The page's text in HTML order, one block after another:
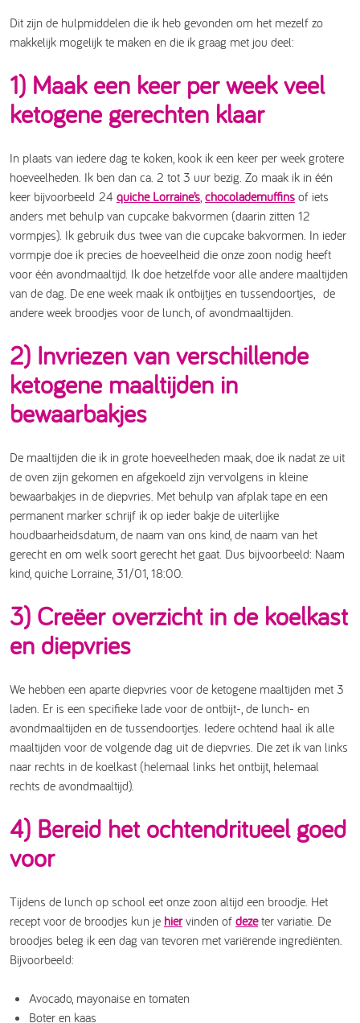
Dit zijn de hulpmiddelen die ik heb gevonden om het mezelf zo
makkelijk mogelijk te maken en die ik graag met jou deel:
1) Maak een keer per week veel
ketogene gerechten klaar
In plaats van iedere dag te koken, kook ik een keer per week grotere
hoeveelheden. Ik ben dan ca. 2 tot 3 uur bezig. Zo maak ik in één
keer bijvoorbeeld 24 quiche Lorraine’s, chocolademuffins of iets
anders met behulp van cupcake bakvormen (daarin zitten 12
vormpjes). Ik gebruik dus twee van die cupcake bakvormen. In ieder
vormpje doe ik precies de hoeveelheid die onze zoon nodig heeft
voor één avondmaaltijd. Ik doe hetzelfde voor alle andere maaltijden
van de dag. De ene week maak ik ontbijtjes en tussendoortjes, de
andere week broodjes voor de lunch, of avondmaaltijden.
2) Invriezen van verschillende
ketogene maaltijden in
bewaarbakjes
De maaltijden die ik in grote hoeveelheden maak, doe ik nadat ze uit
de oven zijn gekomen en afgekoeld zijn vervolgens in kleine
bewaarbakjes in de diepvries. Met behulp van afplak tape en een
permanent marker schrijf ik op ieder bakje de uiterlijke
houdbaarheidsdatum, de naam van ons kind, de naam van het
gerecht en om welk soort gerecht het gaat. Dus bijvoorbeeld: Naam
kind, quiche Lorraine, 31/01, 18:00.
3) Creëer overzicht in de koelkast
en diepvries
We hebben een aparte diepvries voor de ketogene maaltijden met 3
laden. Er is een specifieke lade voor de ontbijt-, de lunch- en
avondmaaltijden en de tussendoortjes. Iedere ochtend haal ik alle
maaltijden voor de volgende dag uit de diepvries. Die zet ik van links
naar rechts in de koelkast (helemaal links het ontbijt, helemaal
rechts de avondmaaltijd).
4) Bereid het ochtendritueel goed
voor
Tijdens de lunch op school eet onze zoon altijd een broodje. Het
recept voor de broodjes kun je hiervinden of dezeter variatie. De
broodjes beleg ik een dag van tevoren met variërende ingrediënten.
Bijvoorbeeld:
Avocado, mayonaise en tomaten
Boter en kaas